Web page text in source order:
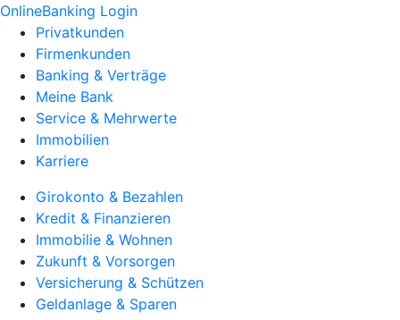
OnlineBanking Login
Privatkunden
Firmenkunden
Banking & Verträge
Meine Bank
Service & Mehrwerte
Immobilien
Karriere
Girokonto & Bezahlen
Kredit & Finanzieren
Immobilie & Wohnen
Zukunft & Vorsorgen
Versicherung & Schützen
Geldanlage & Sparen